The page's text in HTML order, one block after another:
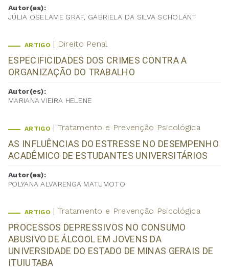
Autor(es):
JÚLIA OSELAME GRAF, GABRIELA DA SILVA SCHOLANT
ARTIGO Direito Penal
ESPECIFICIDADES DOS CRIMES CONTRA A
ORGANIZAÇÃO DO TRABALHO
Autor(es):
MARIANA VIEIRA HELENE
ARTIGO Tratamento e Prevenção Psicológica
AS INFLUÊNCIAS DO ESTRESSE NO DESEMPENHO
ACADÊMICO DE ESTUDANTES UNIVERSITÁRIOS
Autor(es):
POLYANA ALVARENGA MATUMOTO
ARTIGO Tratamento e Prevenção Psicológica
PROCESSOS DEPRESSIVOS NO CONSUMO
ABUSIVO DE ÁLCOOL EM JOVENS DA
UNIVERSIDADE DO ESTADO DE MINAS GERAIS DE
ITUIUTABA